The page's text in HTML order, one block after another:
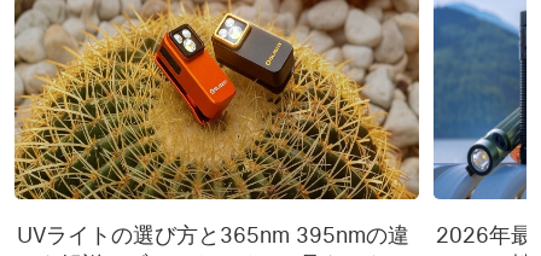
UVライトの選び方と365nm 395nmの違
2026年最